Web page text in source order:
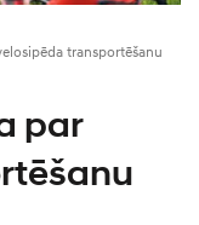
transportēšanu
par